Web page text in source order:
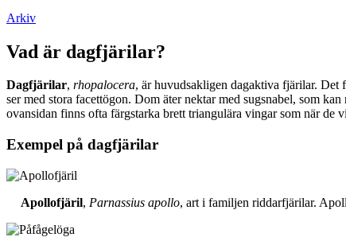
Arkiv
Vad är dagfjärilar?
Dagfjärilar, rhopalocera, är huvudsakligen dagaktiva fjärilar. Det
ser med stora facettögon. Dom äter nektar med sugsnabel, som
ovansidan finns ofta färgstarka brett triangulära vingar som när de
Exempel på dagfjärilar
Apollofjäril, Parnassius apollo, art i familjen riddarfjärilar.